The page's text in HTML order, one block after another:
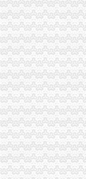
中国邮政储蓄银行股
重庆渝中公司注册和
渝中区代办公司
重庆代办验资_重庆代
协信公馆小区租房,一